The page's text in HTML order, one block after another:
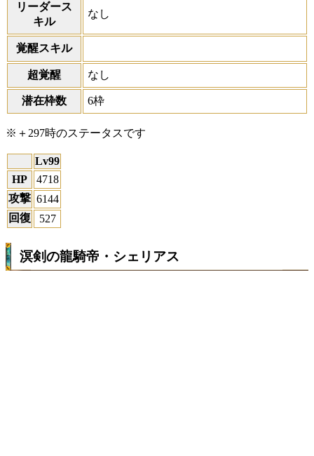
リーダース
キル
なし
覚醒スキル
超覚醒 なし
潜在枠数 6枠
※＋297時のステータスです
Lv99
HP
4718
攻撃 6144
回復
527
溟剣の龍騎帝・シェリアス